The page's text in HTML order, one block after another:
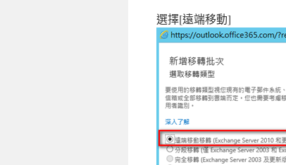
選擇[遠端移動]